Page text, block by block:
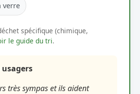
verre
spécifique (chimique,
le guide du tri.
usagers
très sympas et ils aident